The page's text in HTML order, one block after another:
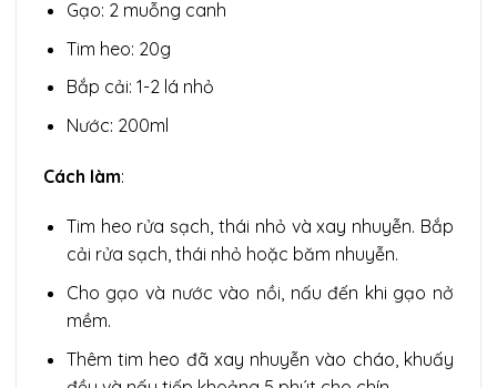
Gạo: 2 muỗng canh
Tim heo: 20g
Bắp cải: 1-2 lá nhỏ
Nước: 200ml
Cách làm:
Tim heo rửa sạch, thái nhỏ và xay nhuyễn. Bắp
cải rửa sạch, thái nhỏ hoặc băm nhuyễn.
Cho gạo và nước vào nồi, nấu đến khi gạo nở
mềm.
Thêm tim heo đã xay nhuyễn vào cháo, khuấy